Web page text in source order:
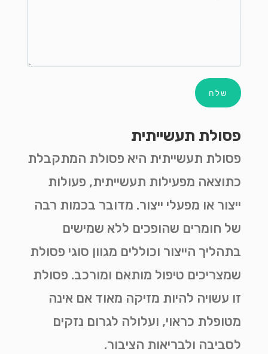
שלח
פסולת תעשייתית
פסולת תעשייתית היא פסולת המתקבלת
כתוצאה מפעילות תעשייתית, פעולות
ייצור או מפעלי ייצור. מדובר בכמות רבה
של חומרים שהופכים ללא שמישים
בתהליך הייצור וכוללים מגוון סוגי פסולת
שמצריכים טיפול מותאם ומורכב. פסולת
זו עשויה להיות מזיקה מאוד אם אינה
מטופלת כראוי, ועלולה לגרום נזקים
לסביבה ולבריאות הציבור.